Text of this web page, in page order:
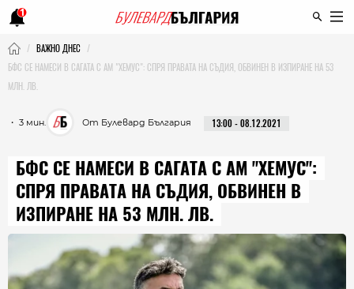
1
ВАЖНО ДНЕС
БФС СЕ НАМЕСИ В САГАТА С АМ "ХЕМУС": СПРЯ ПРАВАТА НА СЪДИЯ, ОБВИНЕН В ИЗПИРАНЕ НА 53
МЛН. ЛВ.
・ 3 мин. От Булевард България 13:00 - 08.12.2021
БФС СЕ НАМЕСИ В САГАТА С АМ "ХЕМУС":
СПРЯ ПРАВАТА НА СЪДИЯ, ОБВИНЕН В
ИЗПИРАНЕ НА 53 МЛН. ЛВ.